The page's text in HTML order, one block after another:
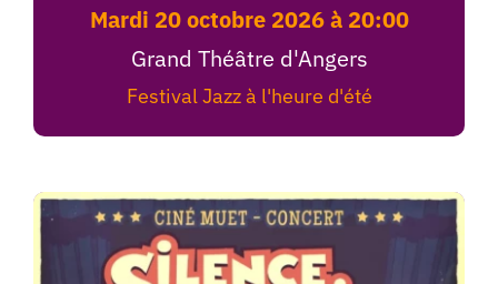
mardi 20 octobre 2026 à 20:00
Grand Théâtre d'Angers
Festival Jazz à l'heure d'été